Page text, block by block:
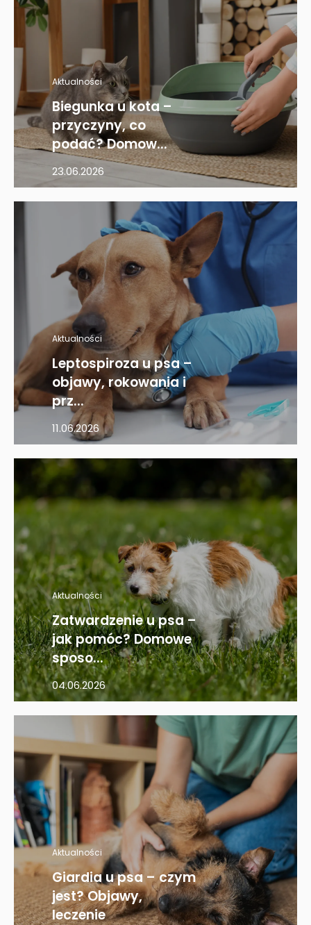
Aktualności
Biegunka u kota –
przyczyny, co
podać? Domow...
23.06.2026
Aktualności
Leptospiroza u psa –
objawy, rokowania i
prz...
11.06.2026
Aktualności
Zatwardzenie u psa –
jak pomóc? Domowe
sposo...
04.06.2026
Aktualności
Giardia u psa – czym
jest? Objawy,
leczenie